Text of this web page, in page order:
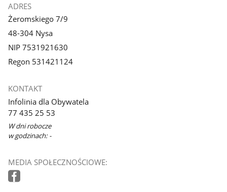
ADRES
Żeromskiego 7/9
48-304 Nysa
NIP 7531921630
Regon 531421124
KONTAKT
Infolinia dla Obywatela
77 435 25 53
W dni robocze
w godzinach: -
MEDIA SPOŁECZNOŚCIOWE: